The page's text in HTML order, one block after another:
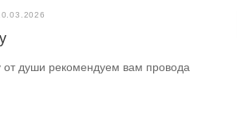
души рекомендуем вам провода